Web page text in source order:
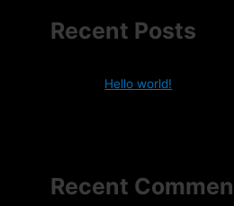
Recent Posts
Hello world!
Recent